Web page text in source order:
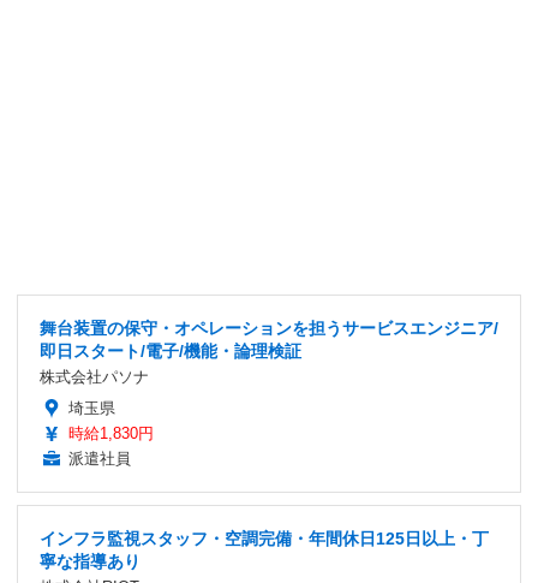
舞台装置の保守・オペレーションを担うサービスエンジニア/
即日スタート/電子/機能・論理検証
株式会社パソナ
埼玉県
時給1,830円
派遣社員
インフラ監視スタッフ・空調完備・年間休日125日以上・丁
寧な指導あり